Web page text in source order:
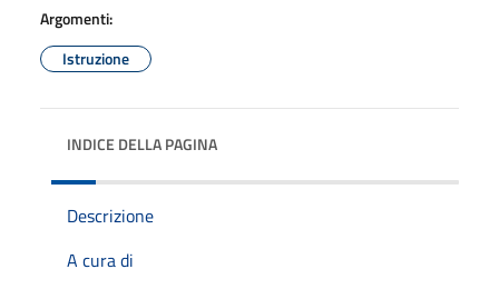
Argomenti:
Istruzione
INDICE DELLA PAGINA
Descrizione
A cura di